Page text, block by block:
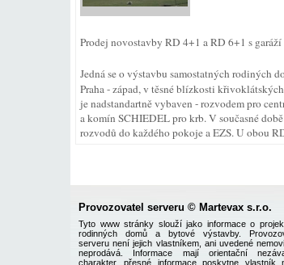
Prodej novostavby RD 4+1 a RD 6+1 s
Jedná se o výstavbu samostatných rodiných
Praha - západ, v těsné blízkosti
je nadstandartně vybaven - rozvodem pro
a komín SCHIEDEL pro krb. V současné
rozvodů do každého pokoje a EZS. U obou
Provozovatel serveru © Martevax s.r.o.
Tyto www stránky slouží jako informace o
rodinných domů a bytové výstavby.
serveru není jejich vlastníkem, ani uvedené
neprodává. Informace mají orientační
charakter, přesné informace poskytne vlastník